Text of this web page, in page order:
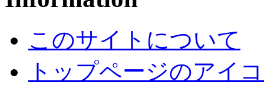
このサイトについて
トップページのアイ